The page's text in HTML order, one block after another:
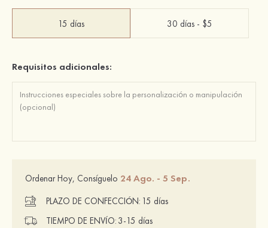
15 días 30 días - $5
Requisitos adicionales:
Ordenar Hoy, Consíguelo 24 Ago. - 5 Sep.
PLAZO DE CONFECCIÓN: 15 días
TIEMPO DE ENVÍO: 3-15 días